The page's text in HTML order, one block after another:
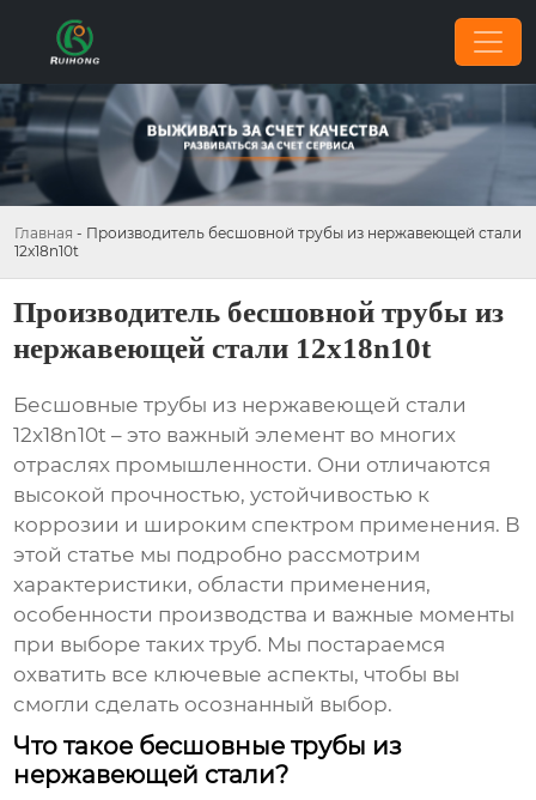
Главная - Производитель бесшовной трубы из нержавеющей стали
12x18n10t
Производитель бесшовной трубы из
нержавеющей стали 12x18n10t
Бесшовные трубы из нержавеющей стали
12x18n10t – это важный элемент во многих
отраслях промышленности. Они отличаются
высокой прочностью, устойчивостью к
коррозии и широким спектром применения. В
этой статье мы подробно рассмотрим
характеристики, области применения,
особенности производства и важные моменты
при выборе таких труб. Мы постараемся
охватить все ключевые аспекты, чтобы вы
смогли сделать осознанный выбор.
Что такое бесшовные трубы из
нержавеющей стали?